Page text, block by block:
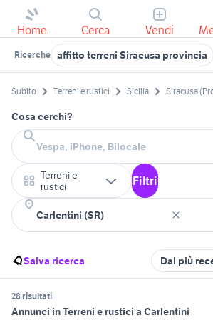
Home Cerca Vendi
Ricerche affitto terreni Siracusa provincia
Subito Terreni e rustici Sicilia Siracusa
Cosa cerchi?
Terreni e
rustici
Filtri
Salva ricerca Dal più
28 risultati
Annunci in Terreni e rustici a Carlentini